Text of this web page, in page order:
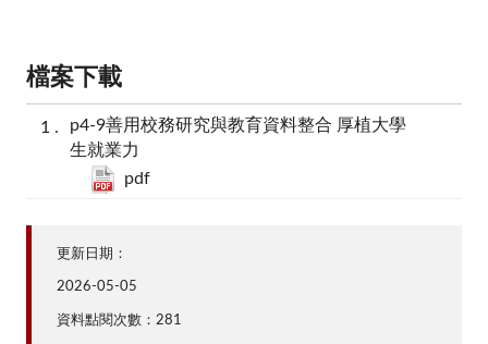
檔案下載
p4-9善用校務研究與教育資料整合 厚植大學
生就業力
pdf
更新日期：
2026-05-05
資料點閱次數：281